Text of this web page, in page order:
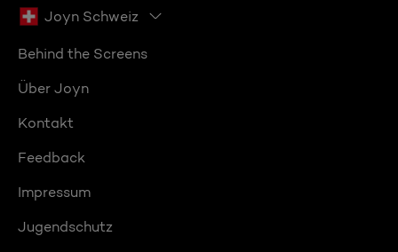
Joyn Schweiz
Behind the Screens
Über Joyn
Kontakt
Feedback
Impressum
Jugendschutz